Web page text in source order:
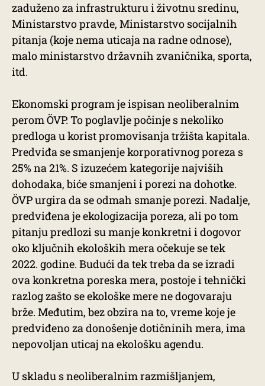
zaduženo za infrastrukturu i životnu sredinu,
Ministarstvo pravde, Ministarstvo socijalnih
pitanja (koje nema uticaja na radne odnose),
malo ministarstvo državnih zvaničnika, sporta,
itd.
Ekonomski program je ispisan neoliberalnim
perom ÖVP. To poglavlje počinje s nekoliko
predloga u korist promovisanja tržišta kapitala.
Predviđa se smanjenje korporativnog poreza s
25% na 21%. S izuzećem kategorije najviših
dohodaka, biće smanjeni i porezi na dohotke.
ÖVP urgira da se odmah smanje porezi. Nadalje,
predviđena je ekologizacija poreza, ali po tom
pitanju predlozi su manje konkretni i dogovor
oko ključnih ekoloških mera očekuje se tek
2022. godine. Budući da tek treba da se izradi
ova konkretna poreska mera, postoje i tehnički
razlog zašto se ekološke mere ne dogovaraju
brže. Međutim, bez obzira na to, vreme koje je
predviđeno za donošenje dotičninih mera, ima
nepovoljan uticaj na ekološku agendu.
U skladu s neoliberalnim razmišljanjem,